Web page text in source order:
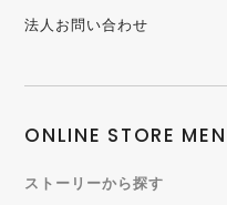
法人お問い合わせ
ONLINE STORE
ストーリーから探す